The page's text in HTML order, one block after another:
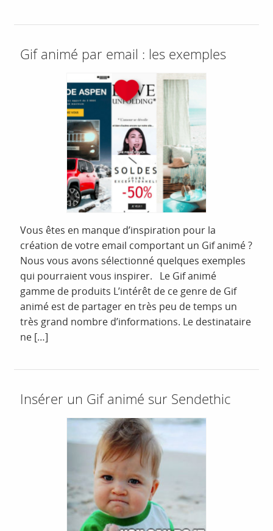
Gif animé par email : les exemples
Vous êtes en manque d’inspiration pour la
création de votre email comportant un Gif animé ?
Nous vous avons sélectionné quelques exemples
qui pourraient vous inspirer. Le Gif animé
gamme de produits L’intérêt de ce genre de Gif
animé est de partager en très peu de temps un
très grand nombre d’informations. Le destinataire
ne […]
Insérer un Gif animé sur Sendethic